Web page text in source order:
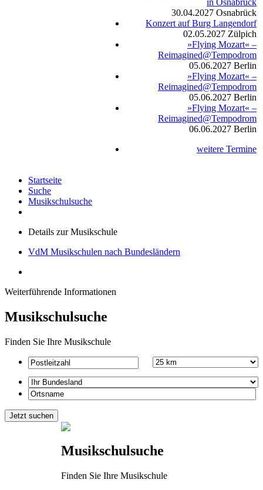
in Osnabrück
30.04.2027 Osnabrück
Konzert auf Burg Langendorf
02.05.2027 Zülpich
»Flying Mozart« –
Reimagined@Tempodrom
05.06.2027 Berlin
»Flying Mozart« –
Reimagined@Tempodrom
05.06.2027 Berlin
»Flying Mozart« –
Reimagined@Tempodrom
06.06.2027 Berlin
weitere Termine
Startseite
Suche
Musikschulsuche
Details zur Musikschule
VdM Musikschulen nach Bundesländern
Weiterführende Informationen
Musikschulsuche
Finden Sie Ihre Musikschule
Musikschulsuche
Finden Sie Ihre Musikschule